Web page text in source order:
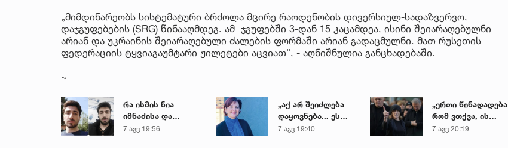
„მიმდინარეობს სისტემატური ბრძოლა მცირე რაოდენობის დივერსიულ-სადაზვერვო,
დაჯგუფებების (SRG) წინააღმდეგ. ამ ჯგუფებში 3-დან 15 კაცამდეა, ისინი შეიარაღებულნი
არიან და უკრაინის შეიარაღებული ძალების ფორმაში არიან გადაცმულნი. მათ რუსეთის
ფედერაციის ტყვიაგაუმტარი ჟილეტები აცვიათ“, - აღნიშნულია განცხადებაში.
~
რა ისმის ნია
იმნაძისა და
მამამისის ფარული
7 აგვ 19:56
„აქ არ შეიძლება
დაყოვნება... ეს
დაავადება
7 აგვ 19:40
„ერთი წინადადება
რომ ვთქვა, ის
გახდის ნათელს,
7 აგვ 20:19